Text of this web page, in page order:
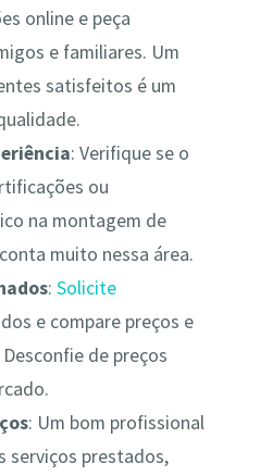
online e peça
e familiares. Um
satisfeitos é um
: Verifique se o
ou
na montagem de
muito nessa área.
:Solicite
e compare preços e
de preços
: Um bom profissional
serviços prestados,